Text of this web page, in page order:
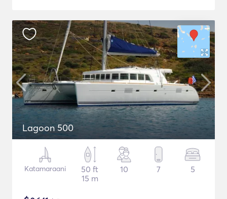
Lagoon 500
Katamaraani
50 ft
15 m
10 7 5